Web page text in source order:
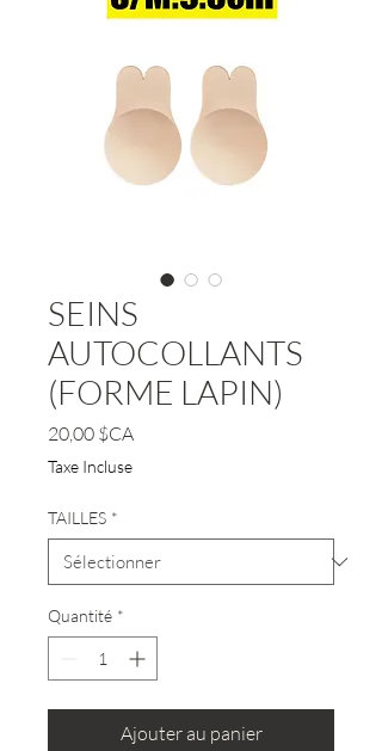
SEINS
AUTOCOLLANTS
(FORME LAPIN)
20,00 $CAPrix
Taxe Incluse
TAILLES *
Quantité *
Ajouter au panier